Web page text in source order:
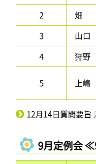
2
畑
3
山口
4
狩野
5 上嶋
12月14日質問要旨
9月定例会